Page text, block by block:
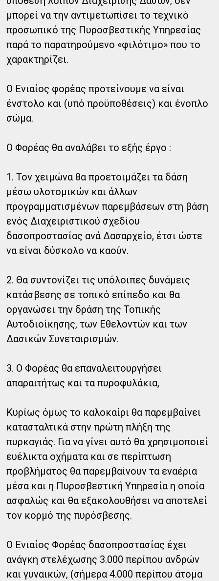
μπορεί να την αντιμετωπίσει το τεχνικό
προσωπικό της Πυροσβεστικής Υπηρεσίας
παρά το παρατηρούμενο «φιλότιμο» που το
χαρακτηρίζει.
Ο Ενιαίος φορέας προτείνουμε να είναι
ένστολο και (υπό προϋποθέσεις) και ένοπλο
σώμα.
Ο Φορέας θα αναλάβει το εξής έργο :
1. Τον χειμώνα θα προετοιμάζει τα δάση
μέσω υλοτομικών και άλλων
προγραμματισμένων παρεμβάσεων στη βάση
ενός Διαχειριστικού σχεδίου
δασοπροστασίας ανά Δασαρχείο, έτσι ώστε
να είναι δύσκολο να καούν.
2. Θα συντονίζει τις υπόλοιπες δυνάμεις
κατάσβεσης σε τοπικό επίπεδο και θα
οργανώσει την δράση της Τοπικής
Αυτοδιοίκησης, των Εθελοντών και των
Δασικών Συνεταιρισμών.
3. Ο Φορέας θα επαναλειτουργήσει
απαραιτήτως και τα πυροφυλάκια,
Κυρίως όμως το καλοκαίρι θα παρεμβαίνει
κατασταλτικά στην πρώτη πλήξη της
πυρκαγιάς. Για να γίνει αυτό θα χρησιμοποιεί
ευέλικτα οχήματα και σε περίπτωση
προβλήματος θα παρεμβαίνουν τα εναέρια
μέσα και η Πυροσβεστική Υπηρεσία η οποία
ασφαλώς και θα εξακολουθήσει να αποτελεί
τον κορμό της πυρόσβεσης.
Ο Ενιαίος Φορέας δασοπροστασίας έχει
ανάγκη στελέχωσης 3.000 περίπου ανδρών
και γυναικών, (σήμερα 4.000 περίπου άτομα